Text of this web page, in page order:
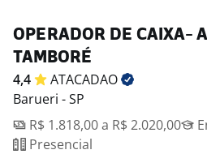
OPERADOR DE CAIXA-
TAMBORÉ
4,4
ATACADAO
Barueri - SP
R$ 1.818,00 a R$ 2.020,00
Presencial